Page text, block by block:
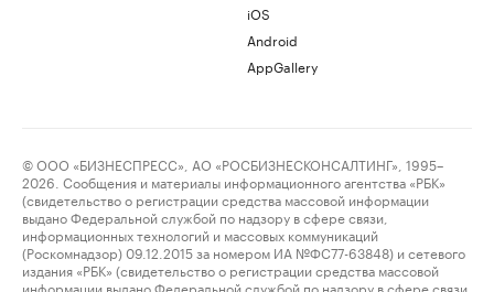
iOS
Android
AppGallery
© ООО «БИЗНЕСПРЕСС», АО «РОСБИЗНЕСКОНСАЛТИНГ», 1995–
2026. Сообщения и материалы информационного агентства «РБК»
(свидетельство о регистрации средства массовой информации
выдано Федеральной службой по надзору в сфере связи,
информационных технологий и массовых коммуникаций
(Роскомнадзор) 09.12.2015 за номером ИА №ФС77-63848) и сетевого
издания «РБК» (свидетельство о регистрации средства массовой
информации выдано Федеральной службой по надзору в сфере связи,